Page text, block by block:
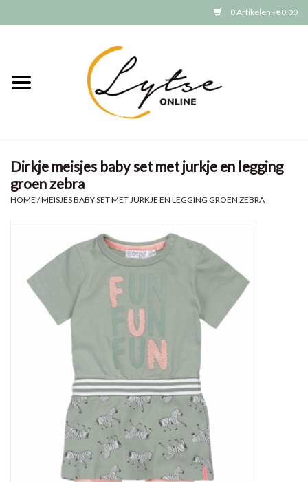
0 Artikelen - €0,00
Meisjes
GRATIS VERZENDEN (vanaf EUR
Dirkje meisjes baby set met jurkje en legging
groen zebra
HOME /MEISJES BABY SET MET JURKJE EN LEGGING GROEN ZEBRA